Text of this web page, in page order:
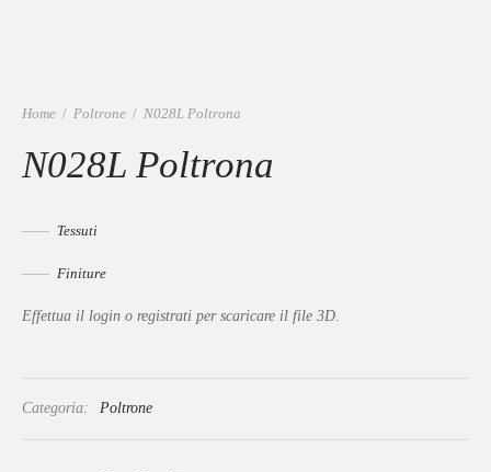
Home / Poltrone / N028L Poltrona
N028L Poltrona
Tessuti
Finiture
Effettua il login o registrati per scaricare il file 3D.
Categoria: Poltrone